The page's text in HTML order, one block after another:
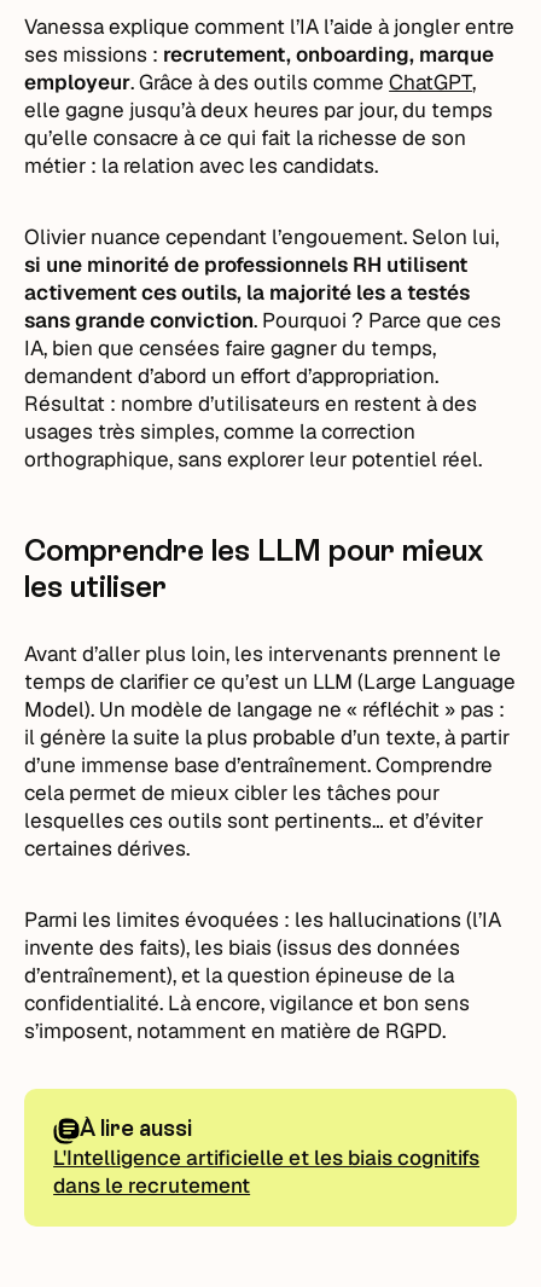
Vanessa explique comment l’IA l’aide à jongler entre
ses missions : recrutement, onboarding, marque
employeur. Grâce à des outils commeChatGPT,
elle gagne jusqu’à deux heures par jour, du temps
qu’elle consacre à ce qui fait la richesse de son
métier : la relation avec les candidats.
Olivier nuance cependant l’engouement. Selon lui,
si une minorité de professionnels RH utilisent
activement ces outils, la majorité les a testés
sans grande conviction. Pourquoi ? Parce que ces
IA, bien que censées faire gagner du temps,
demandent d’abord un effort d’appropriation.
Résultat : nombre d’utilisateurs en restent à des
usages très simples, comme la correction
orthographique, sans explorer leur potentiel réel.
Comprendre les LLM pour mieux
les utiliser
Avant d’aller plus loin, les intervenants prennent le
temps de clarifier ce qu’est un LLM (Large Language
Model). Un modèle de langage ne « réfléchit » pas :
il génère la suite la plus probable d’un texte, à partir
d’une immense base d’entraînement. Comprendre
cela permet de mieux cibler les tâches pour
lesquelles ces outils sont pertinents… et d’éviter
certaines dérives.
Parmi les limites évoquées : les hallucinations (l’IA
invente des faits), les biais (issus des données
d’entraînement), et la question épineuse de la
confidentialité. Là encore, vigilance et bon sens
s’imposent, notamment en matière de RGPD.
À lire aussi
L'Intelligence artificielle et les biais cognitifs
dans le recrutement